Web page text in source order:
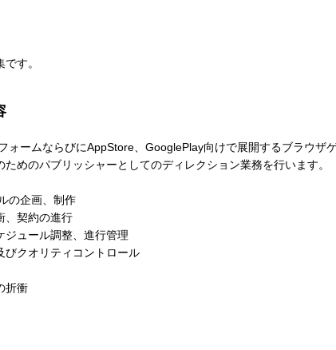
す。
ォームならびにAppStore、GooglePlay向けで展開するブラウザゲ
めのパブリッシャーとしてのディレクション業務を行います。
の企画、制作
、契約の進行
ジュール調整、進行管理
びクオリティコントロール
折衝